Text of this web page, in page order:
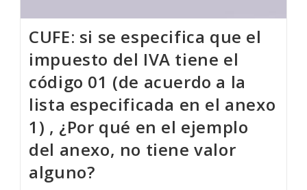
CUFE: si se especifica que el
impuesto del IVA tiene el
código 01 (de acuerdo a la
lista especificada en el anexo
1) , ¿Por qué en el ejemplo
del anexo, no tiene valor
alguno?